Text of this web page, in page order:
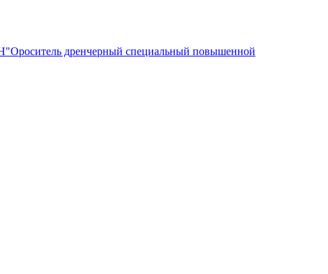
Ороситель дренчерный специальный повышенной